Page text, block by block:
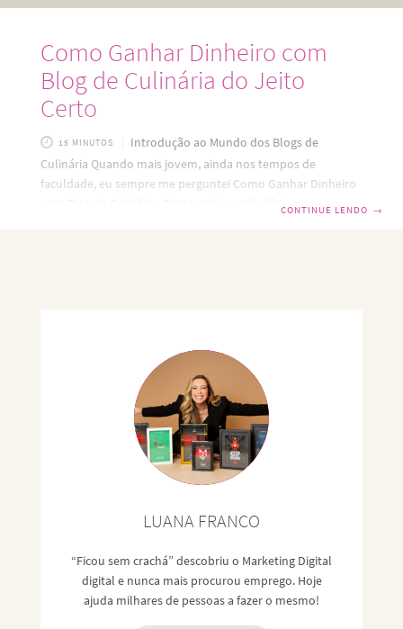
Como Ganhar Dinheiro com
Blog de Culinária do Jeito
Certo
15 MINUTOS
Introdução ao Mundo dos Blogs de
Culinária Quando mais jovem, ainda nos tempos de
faculdade, eu sempre me perguntei Como Ganhar Dinheiro
com Blog de Culinária. Como seria possível? QUem pagaria
CONTINUE LENDO →
LUANA FRANCO
“Ficou sem crachá” descobriu o Marketing Digital
digital e nunca mais procurou emprego. Hoje
ajuda milhares de pessoas a fazer o mesmo!